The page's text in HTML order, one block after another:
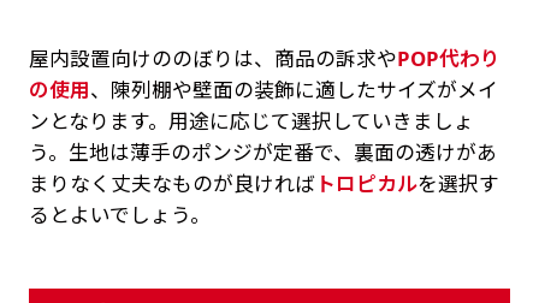
屋内設置向けののぼりは、商品の訴求やPOP代わり
の使用、陳列棚や壁面の装飾に適したサイズがメイ
ンとなります。用途に応じて選択していきましょ
う。生地は薄手のポンジが定番で、裏面の透けがあ
まりなく丈夫なものが良ければトロピカルを選択す
るとよいでしょう。